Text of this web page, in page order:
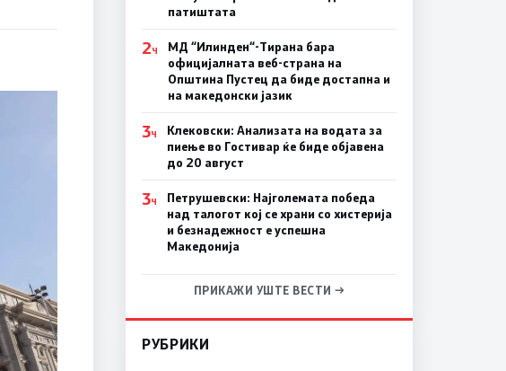
патиштата
2Ч
МД “Илинден“-Тирана бара
официјалната веб-страна на
Општина Пустец да биде достапна и
на македонски јазик
3Ч
Клековски: Анализата на водата за
пиење во Гостивар ќе биде објавена
до 20 август
3Ч
Петрушевски: Најголемата победа
над талогот кој се храни со хистерија
и безнадежност е успешна
Македонија
ПРИКАЖИ УШТЕ ВЕСТИ →
РУБРИКИ